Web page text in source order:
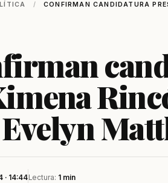
/ CONFIRMAN CANDIDATURA
· 14:44Lectura: 1 min